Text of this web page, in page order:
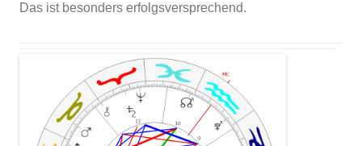
Das ist besonders erfolgsversprechend.